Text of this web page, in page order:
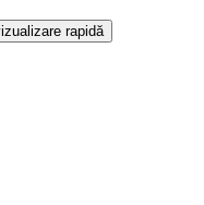
rapidă